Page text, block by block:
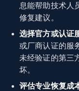
息能帮助技术人
修复建议。
选择官方或认证
或厂商认证的服
未经验证的第三
坏。
评估专业恢复成